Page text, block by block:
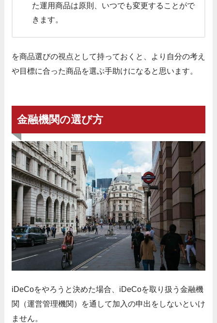
た運用商品は原則、いつでも変更することがで
きます。
を商品選びの視点として持っておくと、より自分の考え
や目標に合った商品を選ぶ手助けになると思います。
金融機関の選び方
iDeCoをやろうと決めた場合、iDeCoを取り扱う金融機
関（運営管理機関）を通して加入の申出をしないといけ
ません。